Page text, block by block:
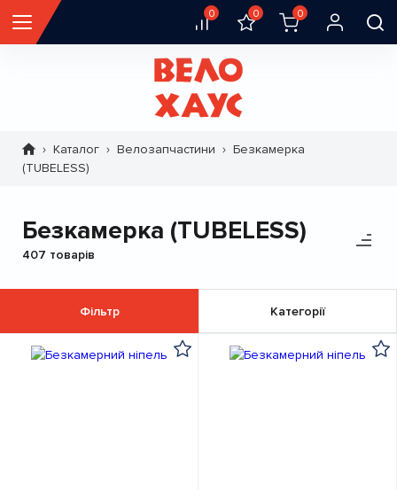
0 0 0
Рядок
навіґації
Каталог Велозапчастини
Безкамерка
(TUBELESS)
Безкамерка (TUBELESS)
Фільтр Категорії
407 товарів